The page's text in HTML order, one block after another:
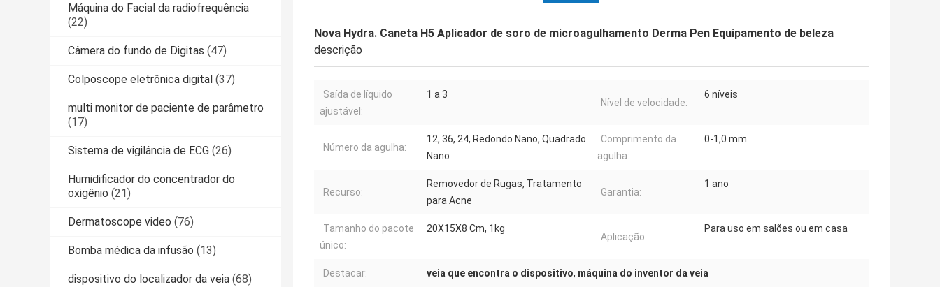
Máquina do Facial da radiofrequência
(22)
Câmera do fundo de Digitas (47)
Colposcope eletrônica digital (37)
multi monitor de paciente de parâmetro
(17)
Sistema de vigilância de ECG (26)
Humidificador do concentrador do
oxigênio (21)
Dermatoscope video (76)
Bomba médica da infusão (13)
dispositivo do localizador da veia (68)
Nova Hydra. Caneta H5 Aplicador de soro de microagulhamento Derma Pen Equipamento de beleza
descrição
Saída de líquido
ajustável:
1 a 3
Nível de velocidade:
6 níveis
Número da agulha:
12, 36, 24, Redondo Nano, Quadrado
Nano
Comprimento da
agulha:
0-1,0 mm
Recurso:
Removedor de Rugas, Tratamento
para Acne
Garantia:
1 ano
Tamanho do pacote
único:
20X15X8 Cm, 1kg
Aplicação:
Para uso em salões ou em casa
Destacar: veia que encontra o dispositivo, máquina do inventor da veia